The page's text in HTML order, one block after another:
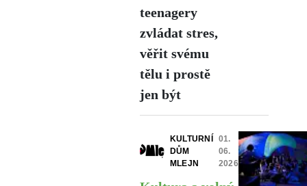
teenagery
zvládat stres,
věřit svému
tělu i prostě
jen být
KULTURNÍ
DŮM
MLEJN
01.
06.
2026